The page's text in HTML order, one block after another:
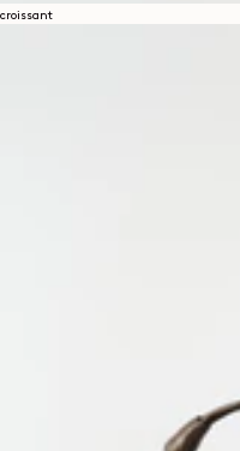
croissant